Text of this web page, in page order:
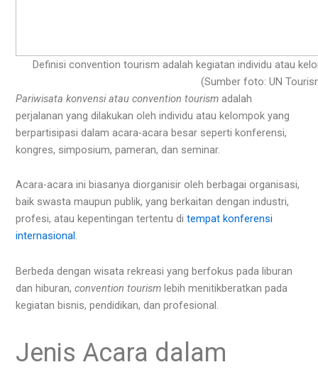
Definisi convention tourism adalah kegiatan individu atau
(Sumber foto: UN
Pariwisata konvensi atau convention tourism adalah
perjalanan yang dilakukan oleh individu atau kelompok yang
berpartisipasi dalam acara-acara besar seperti konferensi,
kongres, simposium, pameran, dan seminar.
Acara-acara ini biasanya diorganisir oleh berbagai organisasi,
baik swasta maupun publik, yang berkaitan dengan industri,
profesi, atau kepentingan tertentu ditempat konferensi
internasional .
Berbeda dengan wisata rekreasi yang berfokus pada liburan
dan hiburan,convention tourism lebih menitikberatkan pada
kegiatan bisnis, pendidikan, dan profesional.
Jenis Acara dalam